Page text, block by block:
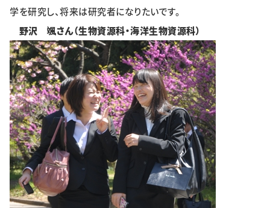
学を研究し、将来は研究者になりたいです。
野沢 颯さん（生物資源科・海洋生物資源科）